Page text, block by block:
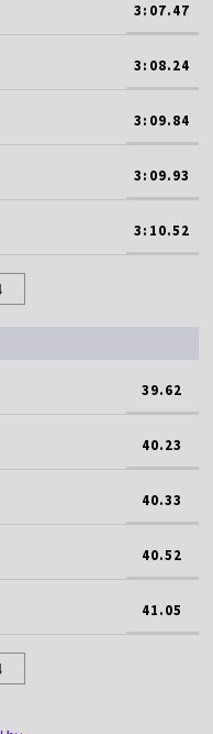
3:07.47
3:08.24
3:09.84
3:09.93
3:10.52
39.62
40.23
40.33
40.52
41.05